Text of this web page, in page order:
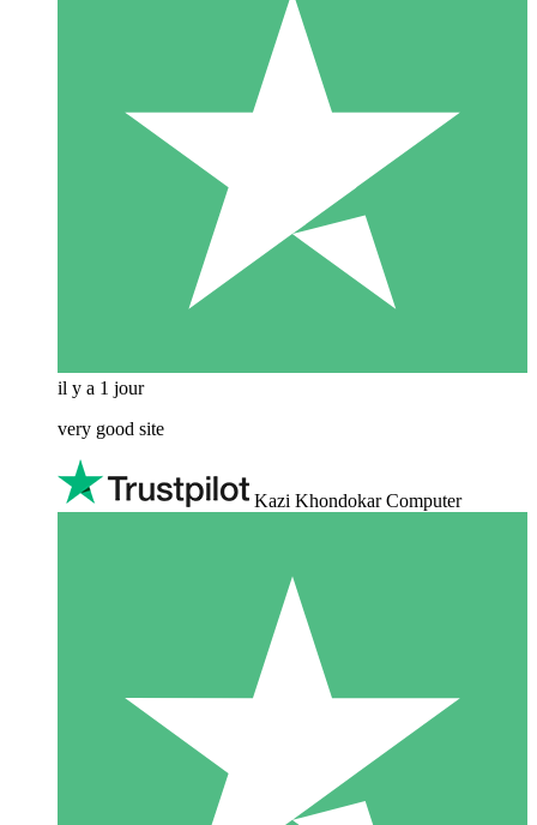
il y a 1 jour
very good site
Kazi Khondokar Computer